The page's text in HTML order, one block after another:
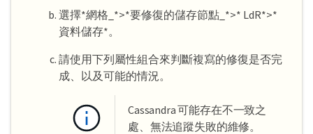
選擇*網格_*>*要修復的儲存節點_*>* LdR*>*
資料儲存*。
請使用下列屬性組合來判斷複寫的修復是否完
成、以及可能的情況。
Cassandra 可能存在不一致之
處、無法追蹤失敗的維修。